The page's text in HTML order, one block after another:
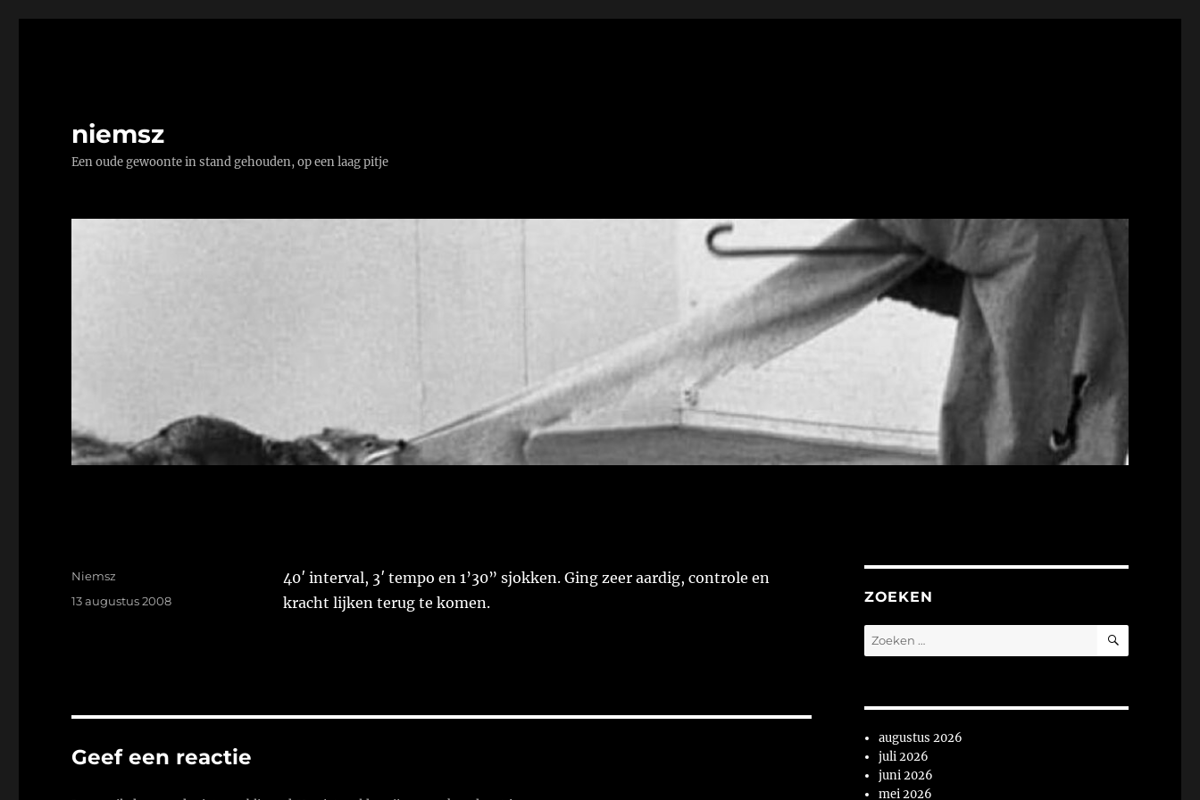
niemsz
Een oude gewoonte in stand gehouden, op een laag pitje
40′ interval, 3′ tempo en 1’30” sjokken. Ging zeer aardig, controle en
kracht lijken terug te komen.
Auteur
Niemsz
Geplaatst
13 augustus 2008
Geef een reactie
ZOEKEN
Zoeken
naar:
ZOEKEN
augustus 2026
juli 2026
juni 2026
mei 2026